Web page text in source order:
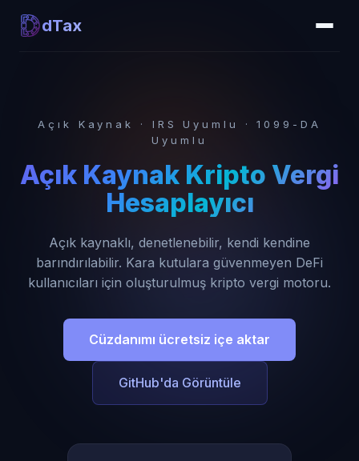
dTax
Açık Kaynak · IRS Uyumlu · 1099-DA
Uyumlu
Açık Kaynak Kripto Vergi
Hesaplayıcı
Açık kaynaklı, denetlenebilir, kendi kendine
barındırılabilir. Kara kutulara güvenmeyen DeFi
kullanıcıları için oluşturulmuş kripto vergi motoru.
Cüzdanımı ücretsiz içe aktar
GitHub'da Görüntüle